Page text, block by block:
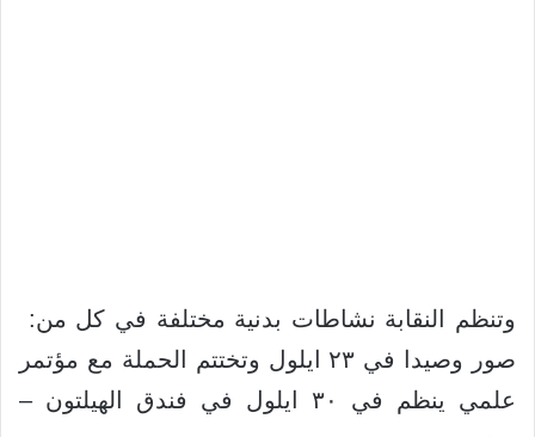
وتنظم النقابة نشاطات بدنية مختلفة في كل من:
صور وصيدا في ٢٣ ايلول وتختتم الحملة مع مؤتمر
علمي ينظم في ٣٠ ايلول في فندق الهيلتون –